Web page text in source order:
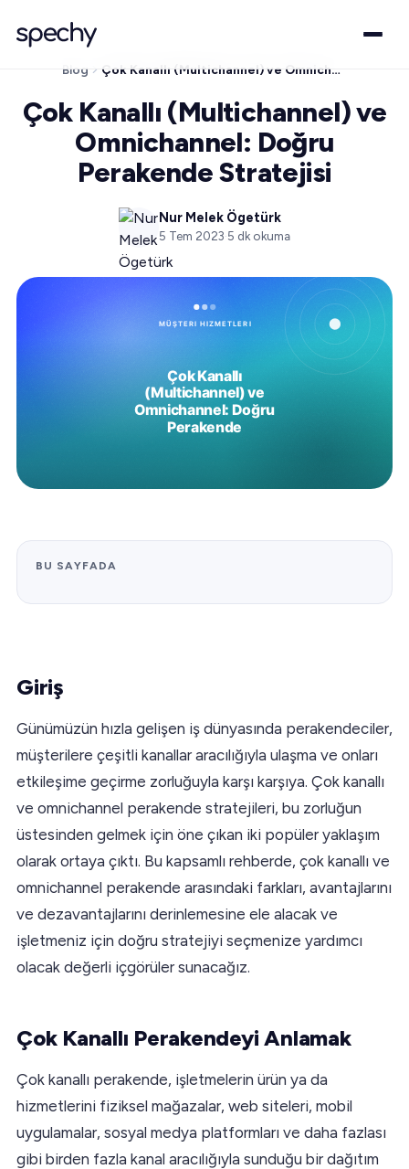
Blog Çok Kanallı (Multichannel) ve Omnichannel: Doğru Perakende Stratejisi
Çok Kanallı (Multichannel) ve
Omnichannel: Doğru
Perakende Stratejisi
Nur Melek Ögetürk
5 Tem 2023·5 dk okuma
BU SAYFADA
Giriş
Günümüzün hızla gelişen iş dünyasında perakendeciler,
müşterilere çeşitli kanallar aracılığıyla ulaşma ve onları
etkileşime geçirme zorluğuyla karşı karşıya. Çok kanallı
ve omnichannel perakende stratejileri, bu zorluğun
üstesinden gelmek için öne çıkan iki popüler yaklaşım
olarak ortaya çıktı. Bu kapsamlı rehberde, çok kanallı ve
omnichannel perakende arasındaki farkları, avantajlarını
ve dezavantajlarını derinlemesine ele alacak ve
işletmeniz için doğru stratejiyi seçmenize yardımcı
olacak değerli içgörüler sunacağız.
Çok Kanallı Perakendeyi Anlamak
Çok kanallı perakende, işletmelerin ürün ya da
hizmetlerini fiziksel mağazalar, web siteleri, mobil
uygulamalar, sosyal medya platformları ve daha fazlası
gibi birden fazla kanal aracılığıyla sunduğu bir dağıtım